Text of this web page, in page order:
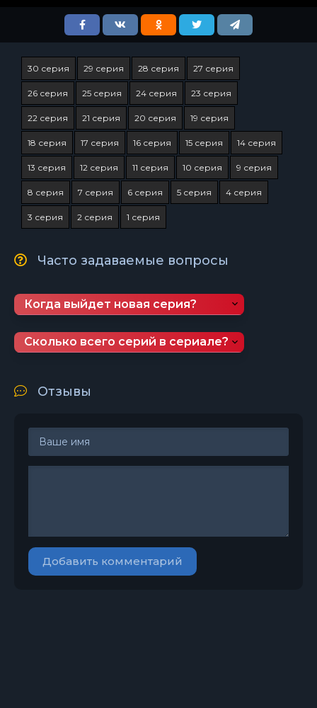
30 серия 29 серия 28 серия 27 серия
26 серия 25 серия 24 серия 23 серия
22 серия 21 серия 20 серия 19 серия
18 серия 17 серия 16 серия 15 серия 14 серия
13 серия 12 серия 11 серия 10 серия 9 серия
8 серия 7 серия 6 серия 5 серия 4 серия
3 серия 2 серия 1 серия
Часто задаваемые вопросы
Когда выйдет новая серия?
Сколько всего серий в сериале?
Отзывы
Добавить комментарий